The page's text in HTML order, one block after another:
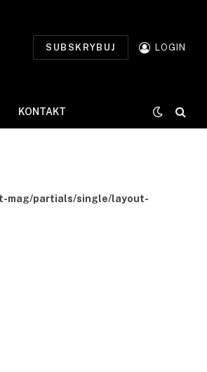
SUBSKRYBUJ LOGIN
KONTAKT
mag/partials/single/layout-